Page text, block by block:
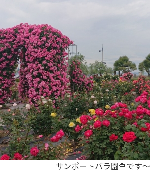
サンポートバラ園🌹です～